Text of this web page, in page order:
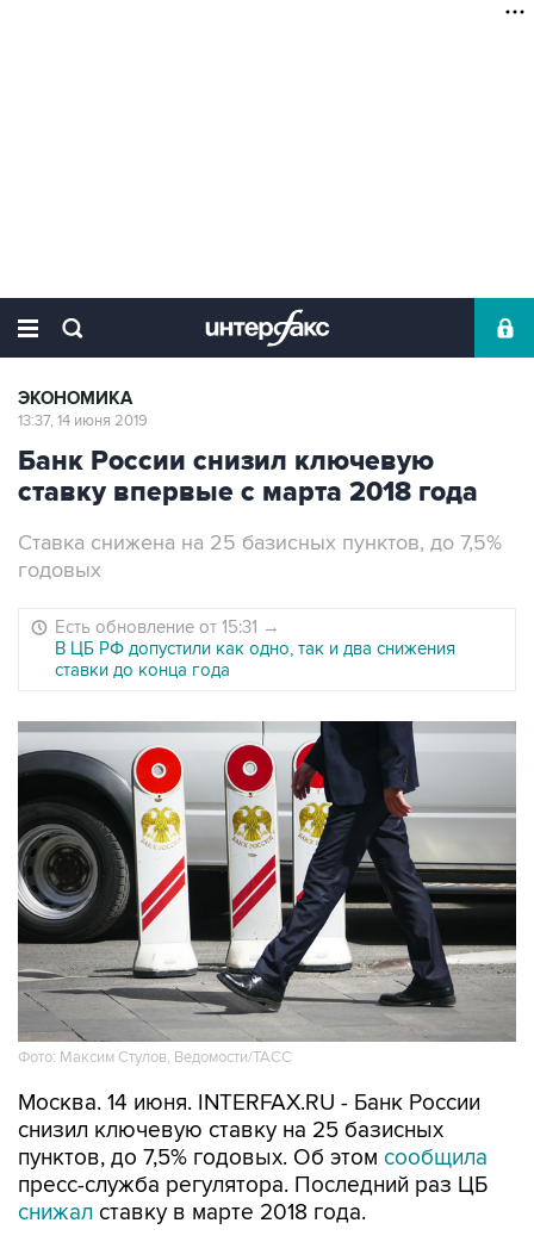
ЭКОНОМИКА
13:37, 14 июня 2019
Банк России снизил ключевую
ставку впервые с марта 2018 года
Ставка снижена на 25 базисных пунктов, до 7,5%
годовых
Есть обновление от 15:31 →
В ЦБ РФ допустили как одно, так и два снижения
ставки до конца года
Фото: Максим Стулов, Ведомости/ТАСС
Москва. 14 июня. INTERFAX.RU - Банк России
снизил ключевую ставку на 25 базисных
пунктов, до 7,5% годовых. Об этом сообщила
пресс-служба регулятора. Последний раз ЦБ
снижал ставку в марте 2018 года.